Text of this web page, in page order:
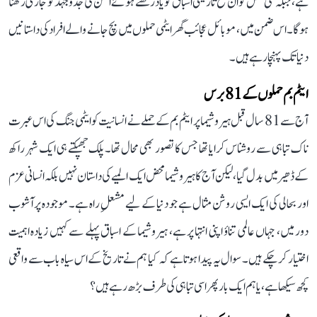
ہوگا۔ اس ضمن میں، موبائل عجائب گھر ایٹمی حملوں میں بچ جانے والے افراد کی داستانیں
دنیا تک پہنچا رہے ہیں۔
ایٹم بم حملوں کے 81 برس
آج سے 81 سال قبل ہیروشیما پر ایٹم بم کے حملے نے انسانیت کو ایٹمی جنگ کی اس عبرت
ناک تباہی سے روشناس کرایا تھا جس کا تصور بھی محال تھا۔ پلک جھپکتے ہی ایک شہر راکھ
کے ڈھیر میں بدل گیا، لیکن آج کا ہیروشیما محض ایک المیے کی داستان نہیں بلکہ انسانی عزم
اور بحالی کی ایک ایسی روشن مثال ہے جو دنیا کے لیے مشعلِ راہ ہے۔ موجودہ پرآشوب
دور میں، جہاں عالمی تناؤ اپنی انتہا پر ہے، ہیروشیما کے اسباق پہلے سے کہیں زیادہ اہمیت
اختیار کر چکے ہیں۔ سوال یہ پیدا ہوتا ہے کہ کیا ہم نے تاریخ کے اس سیاہ باب سے واقعی
کچھ سیکھا ہے، یا ہم ایک بار پھر اسی تباہی کی طرف بڑھ رہے ہیں؟